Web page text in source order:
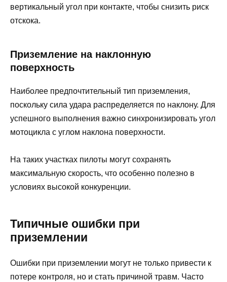
вертикальный угол при контакте, чтобы снизить риск
отскока.
Приземление на наклонную
поверхность
Наиболее предпочтительный тип приземления,
поскольку сила удара распределяется по наклону. Для
успешного выполнения важно синхронизировать угол
мотоцикла с углом наклона поверхности.
На таких участках пилоты могут сохранять
максимальную скорость, что особенно полезно в
условиях высокой конкуренции.
Типичные ошибки при
приземлении
Ошибки при приземлении могут не только привести к
потере контроля, но и стать причиной травм. Часто